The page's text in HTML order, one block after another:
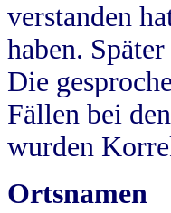
verstanden
haben.
Die
Fällen bei
wurden
Ortsnamen